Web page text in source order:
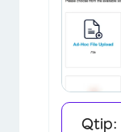
Qtip: